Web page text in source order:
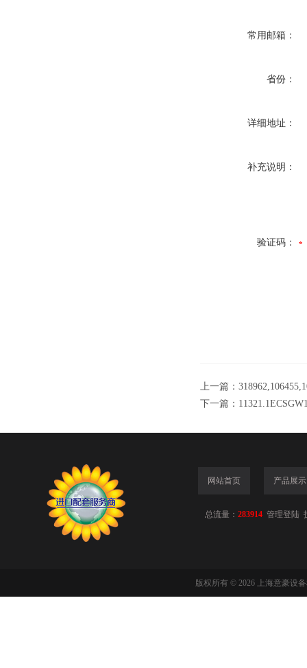
常用邮箱：
省份：
详细地址：
补充说明：
验证码：
上一篇：
下一篇：
网站首页 产品展示
总流量： 283914 管理登陆
版权所有 © 2026 上海意豪设